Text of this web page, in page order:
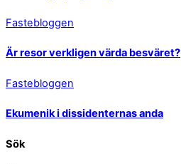
Fastebloggen
Är resor verkligen värda besväret?
Fastebloggen
Ekumenik i dissidenternas anda
Sök